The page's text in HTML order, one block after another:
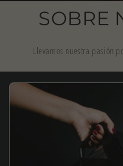
SOBRE
Llevamos nuestra pasión